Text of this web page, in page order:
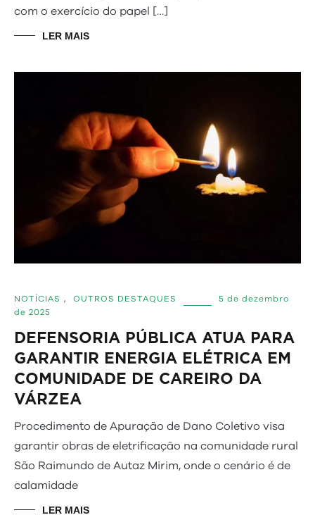
com o exercício do papel […]
LER MAIS
NOTÍCIAS , OUTROS DESTAQUES
5 de dezembro
de 2025
DEFENSORIA PÚBLICA ATUA PARA
GARANTIR ENERGIA ELÉTRICA EM
COMUNIDADE DE CAREIRO DA
VÁRZEA
Procedimento de Apuração de Dano Coletivo visa
garantir obras de eletrificação na comunidade rural
São Raimundo de Autaz Mirim, onde o cenário é de
calamidade
LER MAIS